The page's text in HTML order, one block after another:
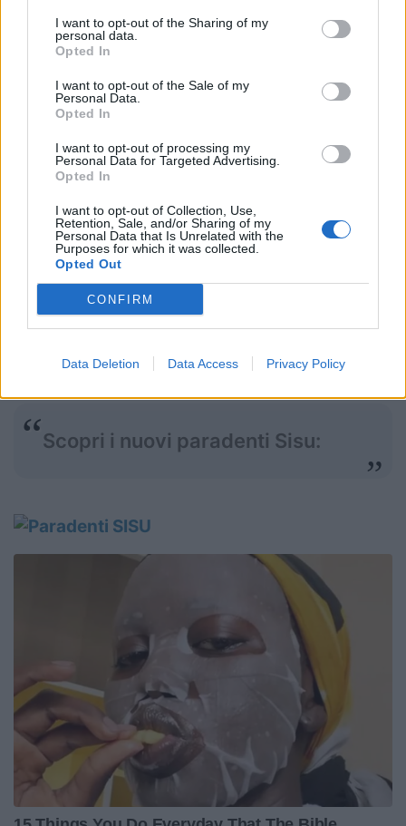
I want to opt-out of the Sharing of my
personal data.
Opted In
I want to opt-out of the Sale of my
Personal Data.
Opted In
I want to opt-out of processing my
Personal Data for Targeted Advertising.
Opted In
I want to opt-out of Collection, Use,
Retention, Sale, and/or Sharing of my
Personal Data that Is Unrelated with the
Purposes for which it was collected.
Opted Out
CONFIRM
Data Deletion Data Access Privacy Policy
tutte le offerte
Scopri la nuova liena di palloni
RM
Scopri i nuovi paradenti Sisu: